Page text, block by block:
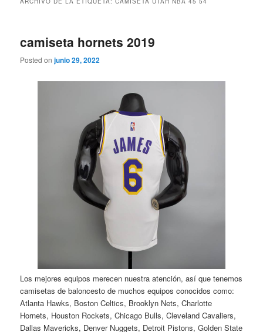
camiseta hornets 2019
Posted onjunio 29, 2022
Los mejores equipos merecen nuestra atención, así que tenemos
camisetas de baloncesto de muchos equipos conocidos como:
Atlanta Hawks, Boston Celtics, Brooklyn Nets, Charlotte
Hornets, Houston Rockets, Chicago Bulls, Cleveland Cavaliers,
Dallas Mavericks, Denver Nuggets, Detroit Pistons, Golden State